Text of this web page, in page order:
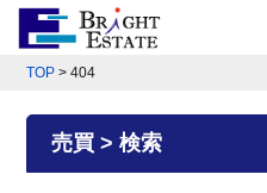
TOP >404
売買 > 検索